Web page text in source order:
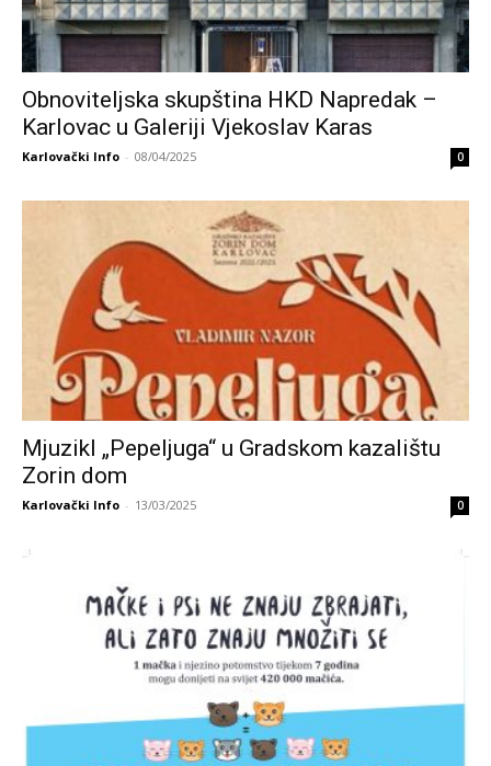
Obnoviteljska skupština HKD Napredak –
Karlovac u Galeriji Vjekoslav Karas
Karlovački Info - 08/04/2025 0
Mjuzikl „Pepeljuga“ u Gradskom kazalištu
Zorin dom
Karlovački Info - 13/03/2025 0